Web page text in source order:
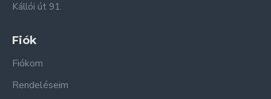
Kállói út 91.
Fiók
Fiókom
Rendeléseim